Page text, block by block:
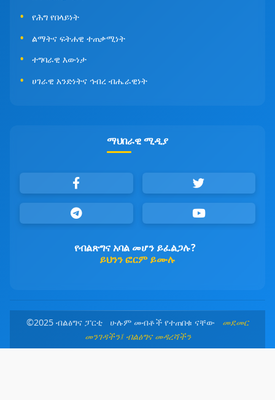
የሕግ የበላይነት
ልማትና ፍትሐዊ ተጠቃሚነት
ተግባራዊ እውነታ
ሀገራዊ አንድነትና ኅብረ ብሔራዊነት
ማህበራዊ ሚዲያ
የብልጽግና አባል መሆን ይፈልጋሉ?
ይህንን ፎርም ይሙሉ
©2025 ብልፅግና ፓርቲ ሁሉም መብቶች የተጠበቁ ናቸው መደመር
መንገዳችን፤ ብልፅግና መዳረሻችን